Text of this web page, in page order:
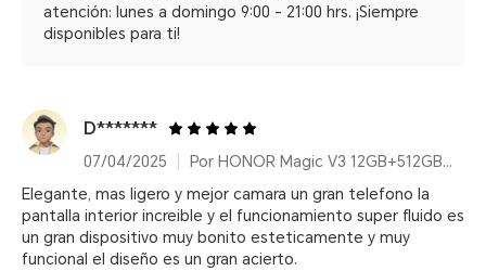
atención: lunes a domingo 9:00 - 21:00 hrs. ¡Siempre
disponibles para ti!
D*******
07/04/2025
Por HONOR Magic V3 12GB+512GB, Green, Dual Card
Elegante, mas ligero y mejor camara un gran telefono la
pantalla interior increible y el funcionamiento super fluido es
un gran dispositivo muy bonito esteticamente y muy
funcional el diseño es un gran acierto.